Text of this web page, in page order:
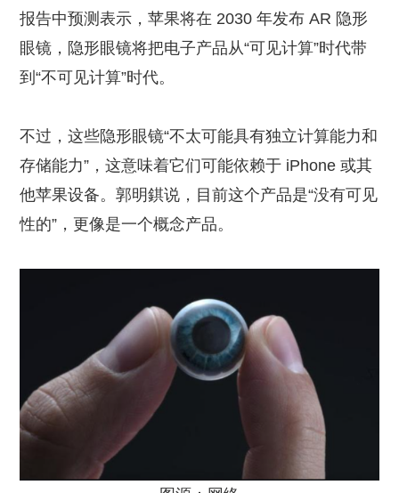
报告中预测表示，苹果将在 2030 年发布 AR 隐形
眼镜，隐形眼镜将把电子产品从“可见计算”时代带
到“不可见计算”时代。
不过，这些隐形眼镜“不太可能具有独立计算能力和
存储能力”，这意味着它们可能依赖于 iPhone 或其
他苹果设备。郭明錤说，目前这个产品是“没有可见
性的”，更像是一个概念产品。